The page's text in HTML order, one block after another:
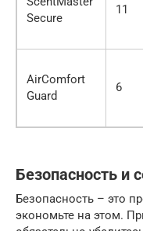
Secure
11
AirComfort
Guard
6
Безопасность и
Безопасность – это
экономьте на этом.